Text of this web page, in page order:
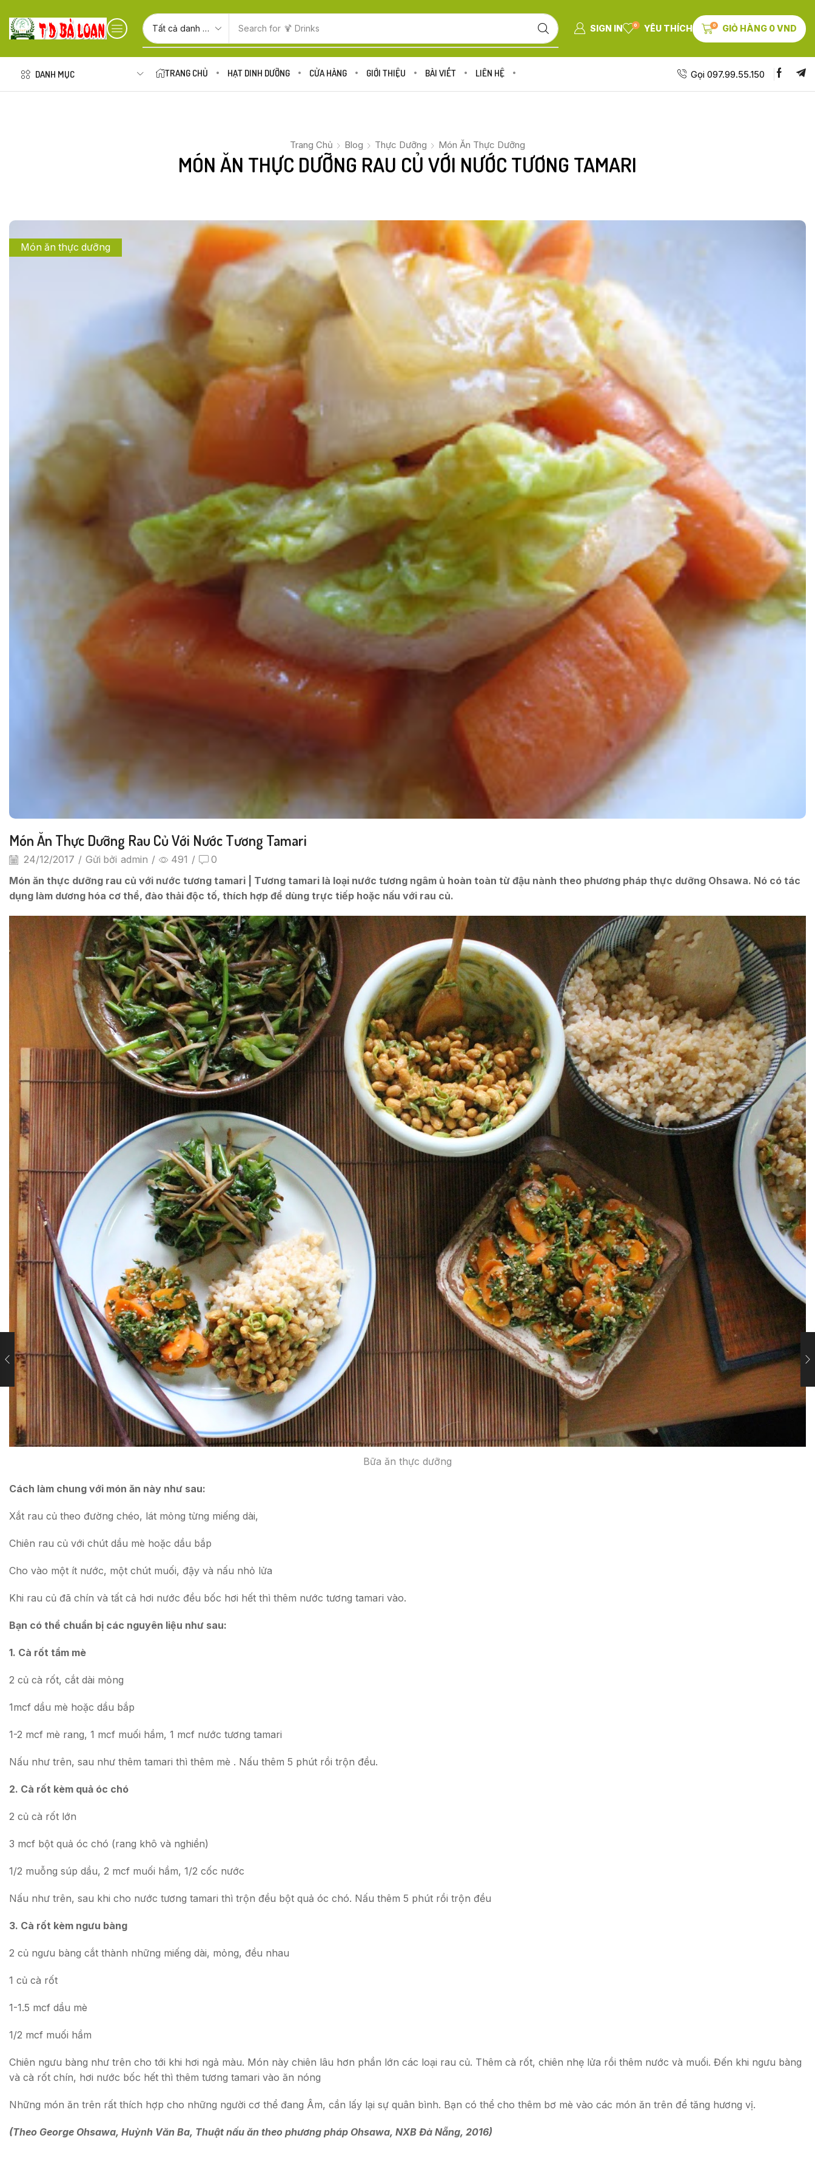
Search for 🍋 Fruits SIGN IN 0 YÊU THÍCH 0 GIỎ HÀNG 0VND
DANH MỤC TRANG CHỦ HẠT DINH DƯỠNG CỬA HÀNG GIỚI THIỆU BÀI VIẾT LIÊN HỆ Gọi 097.99.55.150
Trang Chủ Blog Thực Dưỡng Món Ăn Thực Dưỡng
MÓN ĂN THỰC DƯỠNG RAU CỦ VỚI NƯỚC TƯƠNG TAMARI
Món ăn thực dưỡng
Món Ăn Thực Dưỡng Rau Củ Với Nước Tương Tamari
24/12/2017 / Gửi bởi admin / 491 / 0
Món ăn thực dưỡng rau củ với nước tương tamari | Tương tamari là loại nước tương ngâm ủ hoàn toàn từ đậu nành theo phương pháp thực dưỡng Ohsawa. Nó có tác
dụng làm dương hóa cơ thể, đào thải độc tố, thích hợp để dùng trực tiếp hoặc nấu với rau củ.
Bữa ăn thực dưỡng
Cách làm chung với món ăn này như sau:
Xắt rau củ theo đường chéo, lát mỏng từng miếng dài,
Chiên rau củ với chút dầu mè hoặc dầu bắp
Cho vào một ít nước, một chút muối, đậy và nấu nhỏ lửa
Khi rau củ đã chín và tất cả hơi nước đều bốc hơi hết thì thêm nước tương tamari vào.
Bạn có thể chuẩn bị các nguyên liệu như sau:
1. Cà rốt tẩm mè
2 củ cà rốt, cắt dài mỏng
1mcf dầu mè hoặc dầu bắp
1-2 mcf mè rang, 1 mcf muối hầm, 1 mcf nước tương tamari
Nấu như trên, sau như thêm tamari thì thêm mè . Nấu thêm 5 phút rồi trộn đều.
2. Cà rốt kèm quả óc chó
2 củ cà rốt lớn
3 mcf bột quả óc chó (rang khô và nghiền)
1/2 muỗng súp dầu, 2 mcf muối hầm, 1/2 cốc nước
Nấu như trên, sau khi cho nước tương tamari thì trộn đều bột quả óc chó. Nấu thêm 5 phút rồi trộn đều
3. Cà rốt kèm ngưu bàng
2 củ ngưu bàng cắt thành những miếng dài, mỏng, đều nhau
1 củ cà rốt
1-1.5 mcf dầu mè
1/2 mcf muối hầm
Chiên ngưu bàng như trên cho tới khi hơi ngả màu. Món này chiên lâu hơn phần lớn các loại rau củ. Thêm cà rốt, chiên nhẹ lửa rồi thêm nước và muối. Đến khi ngưu bàng
và cà rốt chín, hơi nước bốc hết thì thêm tương tamari vào ăn nóng
Những món ăn trên rất thích hợp cho những người cơ thể đang Âm, cần lấy lại sự quân bình. Bạn có thể cho thêm bơ mè vào các món ăn trên để tăng hương vị.
(Theo George Ohsawa, Huỳnh Văn Ba, Thuật nấu ăn theo phương pháp Ohsawa, NXB Đà Nẵng, 2016)